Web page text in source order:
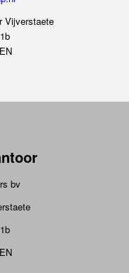
Vijverstaete
bv